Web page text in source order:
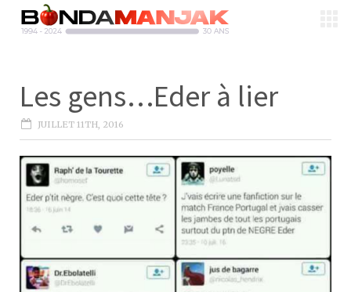
Les gens…Eder à lier
JUILLET 11TH, 2016